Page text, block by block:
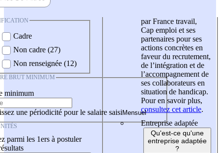
Cadre
Non cadre (27)
Non renseignée (12)
BRUT MINIMUM
minimum
une périodicité pour le salaire saisi
parmi les 1ers à postuler
par France travail,
Cap emploi et ses
partenaires pour ses
actions concrètes en
faveur du recrutement,
de l’intégration et de
l’accompagnement de
ses collaborateurs en
situation de handicap.
Pour en savoir plus,
consultez cet article.
Entreprise adaptée
Qu'est-ce qu'une
entreprise adaptée
?